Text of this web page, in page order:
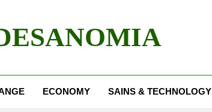
ECONOMY SAINS & TECHNOLOGY